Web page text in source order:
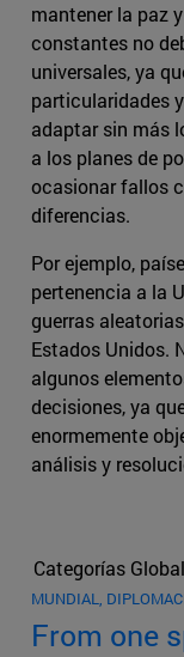
mantener la paz
constantes no
universales, ya
particularidades
adaptar sin más
a los planes de
ocasionar fallos
diferencias.
Por ejemplo,
pertenencia a la
guerras
Estados Unidos.
algunos
decisiones, ya
enormemente
análisis y
Categorías
MUNDIAL,
From one